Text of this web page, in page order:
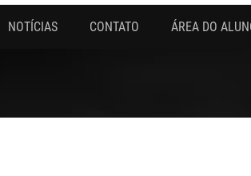
NOTÍCIAS CONTATO ÁREA DO